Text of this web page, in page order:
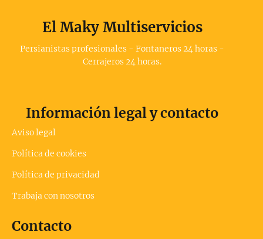
El Maky Multiservicios
Persianistas profesionales - Fontaneros 24 horas -
Cerrajeros 24 horas.
Información legal y contacto
Aviso legal
Política de cookies
Política de privacidad
Trabaja con nosotros
Contacto